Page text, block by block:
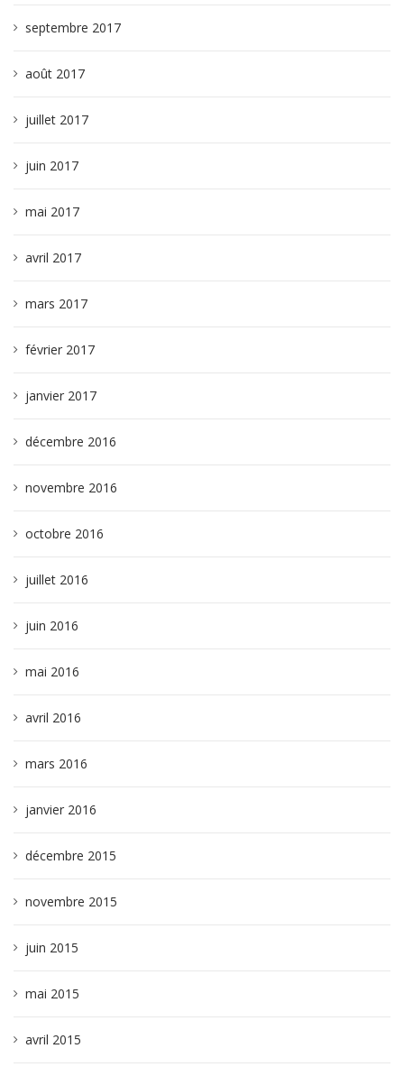
septembre 2017
août 2017
juillet 2017
juin 2017
mai 2017
avril 2017
mars 2017
février 2017
janvier 2017
décembre 2016
novembre 2016
octobre 2016
juillet 2016
juin 2016
mai 2016
avril 2016
mars 2016
janvier 2016
décembre 2015
novembre 2015
juin 2015
mai 2015
avril 2015